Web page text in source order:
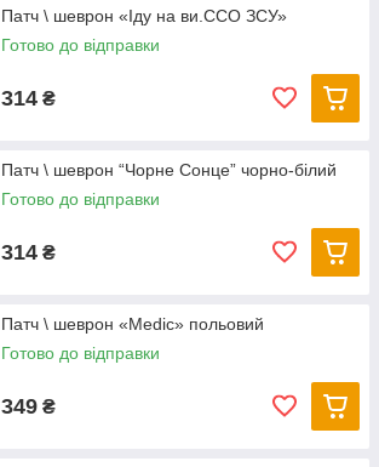
Патч \ шеврон «Іду на ви.ССО ЗСУ»
Готово до відправки
314 ₴
Патч \ шеврон “Чорне Сонце” чорно-білий
Готово до відправки
314 ₴
Патч \ шеврон «Medic» польовий
Готово до відправки
349 ₴